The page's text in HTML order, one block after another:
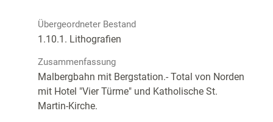
Übergeordneter Bestand
1.10.1. Lithografien
Zusammenfassung
Malbergbahn mit Bergstation.- Total von Norden
mit Hotel "Vier Türme" und Katholische St.
Martin-Kirche.